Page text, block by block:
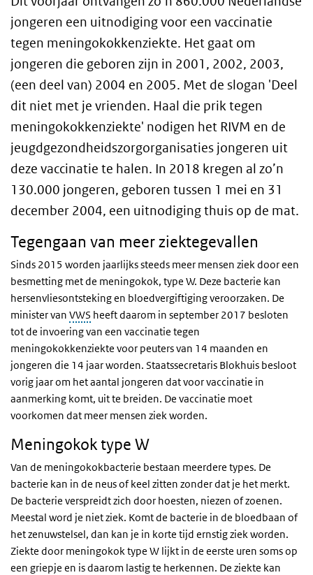
jongeren een uitnodiging voor een vaccinatie
tegen meningokokkenziekte. Het gaat om
jongeren die geboren zijn in 2001, 2002, 2003,
(een deel van) 2004 en 2005. Met de slogan 'Deel
dit niet met je vrienden. Haal die prik tegen
meningokokkenziekte' nodigen het RIVM en de
jeugdgezondheidszorgorganisaties jongeren uit
deze vaccinatie te halen. In 2018 kregen al zo’n
130.000 jongeren, geboren tussen 1 mei en 31
december 2004, een uitnodiging thuis op de mat.
Tegengaan van meer ziektegevallen
Sinds 2015 worden jaarlijks steeds meer mensen ziek door een
besmetting met de meningokok, type W. Deze bacterie kan
hersenvliesontsteking en bloedvergiftiging veroorzaken. De
minister van VWS heeft daarom in september 2017 besloten
tot de invoering van een vaccinatie tegen
meningokokkenziekte voor peuters van 14 maanden en
jongeren die 14 jaar worden. Staatssecretaris Blokhuis besloot
vorig jaar om het aantal jongeren dat voor vaccinatie in
aanmerking komt, uit te breiden. De vaccinatie moet
voorkomen dat meer mensen ziek worden.
Meningokok type W
Van de meningokokbacterie bestaan meerdere types. De
bacterie kan in de neus of keel zitten zonder dat je het merkt.
De bacterie verspreidt zich door hoesten, niezen of zoenen.
Meestal word je niet ziek. Komt de bacterie in de bloedbaan of
het zenuwstelsel, dan kan je in korte tijd ernstig ziek worden.
Ziekte door meningokok type W lijkt in de eerste uren soms op
een griepje en is daarom lastig te herkennen. De ziekte kan